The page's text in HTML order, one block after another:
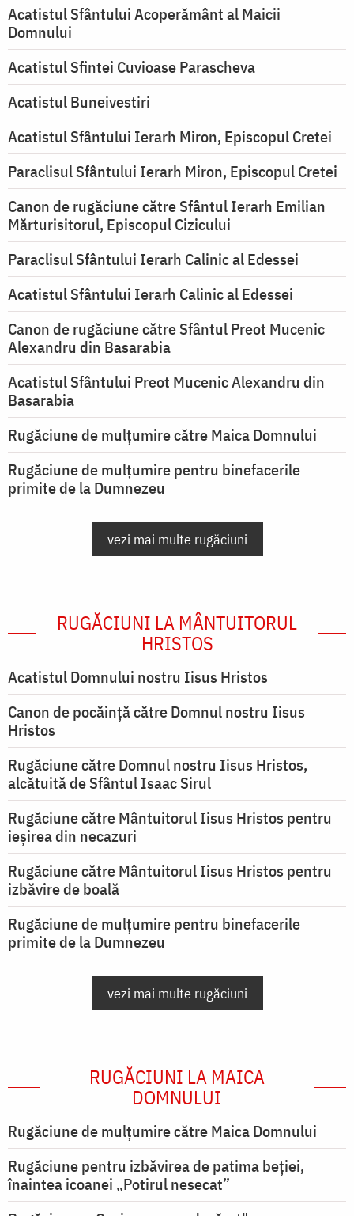
Acatistul Sfântului Acoperământ al Maicii
Domnului
Acatistul Sfintei Cuvioase Parascheva
Acatistul Buneivestiri
Acatistul Sfântului Ierarh Miron, Episcopul Cretei
Paraclisul Sfântului Ierarh Miron, Episcopul Cretei
Canon de rugăciune către Sfântul Ierarh Emilian
Mărturisitorul, Episcopul Cizicului
Paraclisul Sfântului Ierarh Calinic al Edessei
Acatistul Sfântului Ierarh Calinic al Edessei
Canon de rugăciune către Sfântul Preot Mucenic
Alexandru din Basarabia
Acatistul Sfântului Preot Mucenic Alexandru din
Basarabia
Rugăciune de mulţumire către Maica Domnului
Rugăciune de mulțumire pentru binefacerile
primite de la Dumnezeu
vezi mai multe rugăciuni
RUGĂCIUNI LA MÂNTUITORUL
HRISTOS
Acatistul Domnului nostru Iisus Hristos
Canon de pocăință către Domnul nostru Iisus
Hristos
Rugăciune către Domnul nostru Iisus Hristos,
alcătuită de Sfântul Isaac Sirul
Rugăciune către Mântuitorul Iisus Hristos pentru
ieşirea din necazuri
Rugăciune către Mântuitorul Iisus Hristos pentru
izbăvire de boală
Rugăciune de mulțumire pentru binefacerile
primite de la Dumnezeu
vezi mai multe rugăciuni
RUGĂCIUNI LA MAICA
DOMNULUI
Rugăciune de mulţumire către Maica Domnului
Rugăciune pentru izbăvirea de patima beției,
înaintea icoanei „Potirul nesecat”